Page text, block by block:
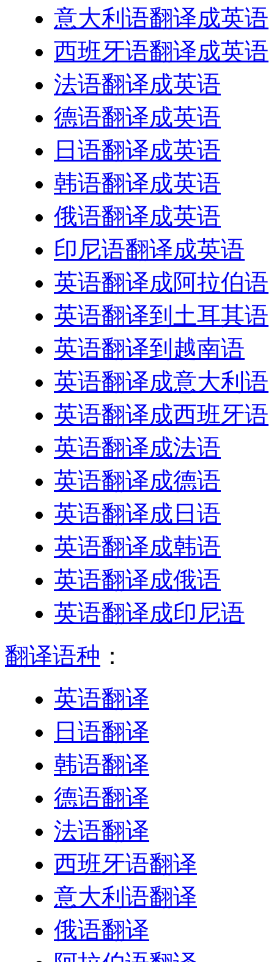
意大利语翻译成英语
西班牙语翻译成英语
法语翻译成英语
德语翻译成英语
日语翻译成英语
韩语翻译成英语
俄语翻译成英语
印尼语翻译成英语
英语翻译成阿拉伯语
英语翻译到土耳其语
英语翻译到越南语
英语翻译成意大利语
英语翻译成西班牙语
英语翻译成法语
英语翻译成德语
英语翻译成日语
英语翻译成韩语
英语翻译成俄语
英语翻译成印尼语
翻译语种 ：
英语翻译
日语翻译
韩语翻译
德语翻译
法语翻译
西班牙语翻译
意大利语翻译
俄语翻译